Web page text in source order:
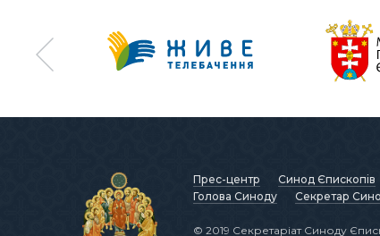
Прес-центр Синод Єпископів
Голова Синоду
Секретар
© 2019 Секретаріат Синоду